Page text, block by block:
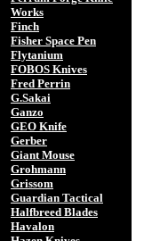
Works
Finch
Fisher Space Pen
Flytanium
FOBOS Knives
Fred Perrin
G.Sakai
Ganzo
GEO Knife
Gerber
Giant Mouse
Grohmann
Grissom
Guardian Tactical
Halfbreed Blades
Havalon